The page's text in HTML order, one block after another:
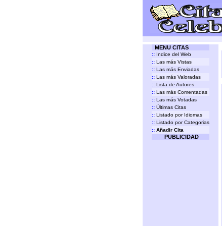
MENU CITAS
:: Indice del Web
:: Las más Vistas
:: Las más Enviadas
:: Las más Valoradas
:: Lista de Autores
:: Las más Comentadas
:: Las más Votadas
:: Últimas Citas
:: Listado por Idiomas
:: Listado por Categorias
:: Añadir Cita
PUBLICIDAD